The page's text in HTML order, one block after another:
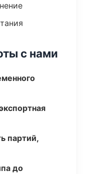
с нами
партий,
до